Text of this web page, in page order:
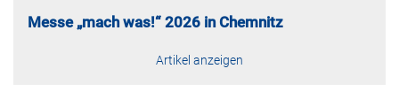
Messe „mach was!“ 2026 in Chemnitz
Artikel anzeigen